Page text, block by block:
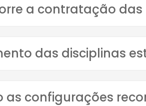
a contratação das
das disciplinas
as configurações